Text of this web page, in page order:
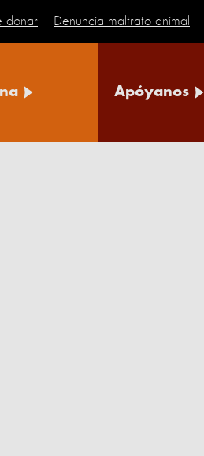
donar Denuncia maltrato animal
Apóyanos